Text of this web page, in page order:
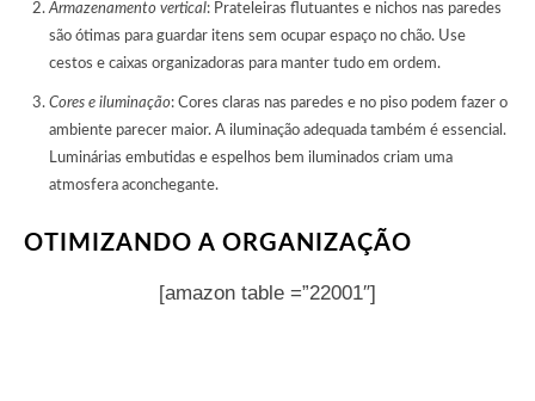
Armazenamento vertical: Prateleiras flutuantes e nichos nas paredes
são ótimas para guardar itens sem ocupar espaço no chão. Use
cestos e caixas organizadoras para manter tudo em ordem.
Cores e iluminação: Cores claras nas paredes e no piso podem fazer o
ambiente parecer maior. A iluminação adequada também é essencial.
Luminárias embutidas e espelhos bem iluminados criam uma
atmosfera aconchegante.
OTIMIZANDO A ORGANIZAÇÃO
[amazon table =”22001″]